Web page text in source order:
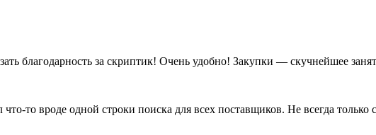
благодарность за скриптик! Очень удобно! Закупки — скучнейшее
то вроде одной строки поиска для всех поставщиков. Не всегда